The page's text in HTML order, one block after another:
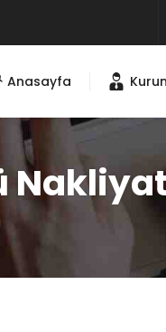
Anasayfa